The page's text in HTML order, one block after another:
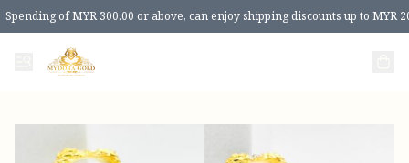
Spending of MYR 300.00 or above, can enjoy shipping discounts up to MYR